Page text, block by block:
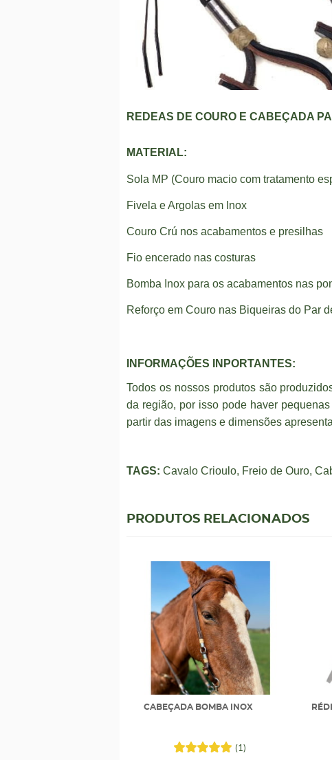
REDEAS DE COURO E CABEÇADA
MATERIAL:
Sola MP (Couro macio com tratamento
Fivela e Argolas em Inox
Couro Crú nos acabamentos e presilhas
Fio encerado nas costuras
Bomba Inox para os acabamentos nas
Reforço em Couro nas Biqueiras do Par
INFORMAÇÕES INPORTANTES:
Todos os nossos produtos são
da região, por isso pode haver
partir das imagens e dimensões
TAGS: Cavalo Crioulo, Freio de Ouro,
PRODUTOS RELACIONADOS
CABEÇADA BOMBA INOX
(1)